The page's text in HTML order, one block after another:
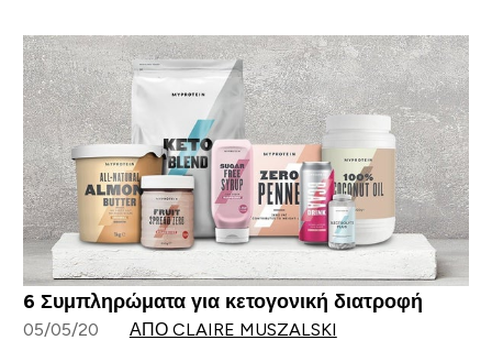
6 Συμπληρώματα για κετογονική διατροφή
05/05/20 ΑΠΌ CLAIRE MUSZALSKI